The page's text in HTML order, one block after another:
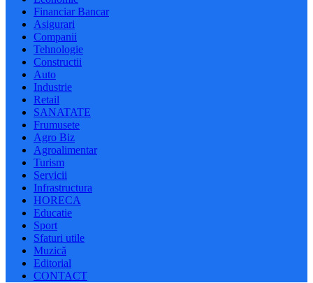
Financiar Bancar
Asigurari
Companii
Tehnologie
Constructii
Auto
Industrie
Retail
SANATATE
Frumusete
Agro Biz
Agroalimentar
Turism
Servicii
Infrastructura
HORECA
Educatie
Sport
Sfaturi utile
Muzică
Editorial
CONTACT